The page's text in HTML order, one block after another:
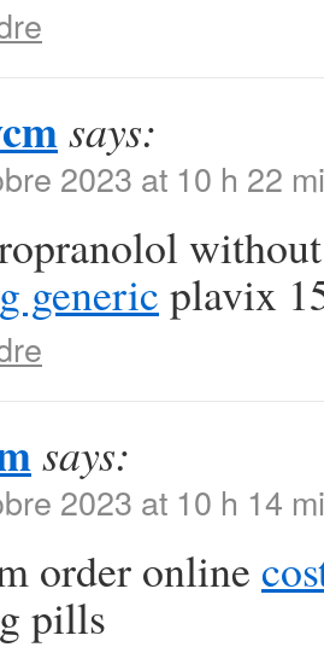
says:
2023 at 10 h 22
generic plavix
says:
2023 at 10 h 14
order online
pills